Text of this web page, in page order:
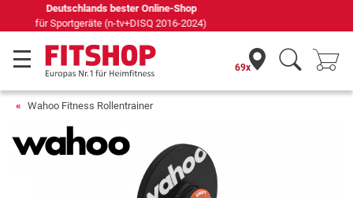
Seit 42 Jahren Ihr Experte für Heimfitness
69x
Wahoo Fitness Rollentrainer